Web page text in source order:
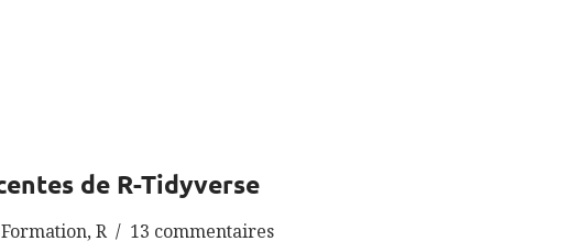
de R-Tidyverse
Formation,R 13 commentaires